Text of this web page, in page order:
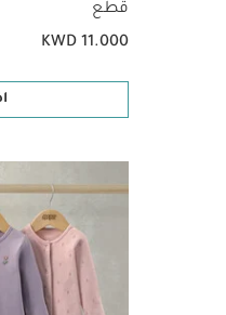
قطع
KWD 11.000